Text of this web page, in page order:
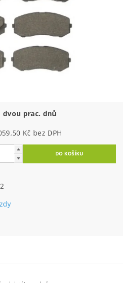
dvou prac. dnů
2 059,50 Kč bez DPH